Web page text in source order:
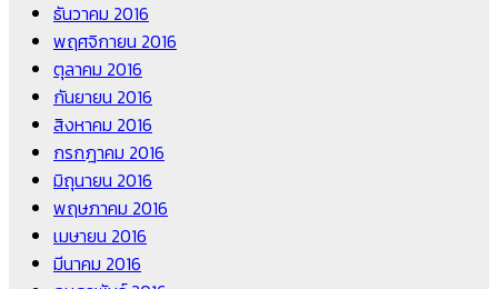
ธันวาคม 2016
พฤศจิกายน 2016
ตุลาคม 2016
กันยายน 2016
สิงหาคม 2016
กรกฎาคม 2016
มิถุนายน 2016
พฤษภาคม 2016
เมษายน 2016
มีนาคม 2016